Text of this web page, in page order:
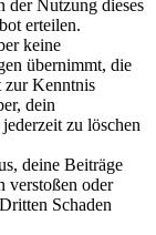
der Nutzung dieses
erteilen.
keine
übernimmt, die
zur Kenntnis
dein
zu löschen
deine Beiträge
verstoßen oder
Schaden